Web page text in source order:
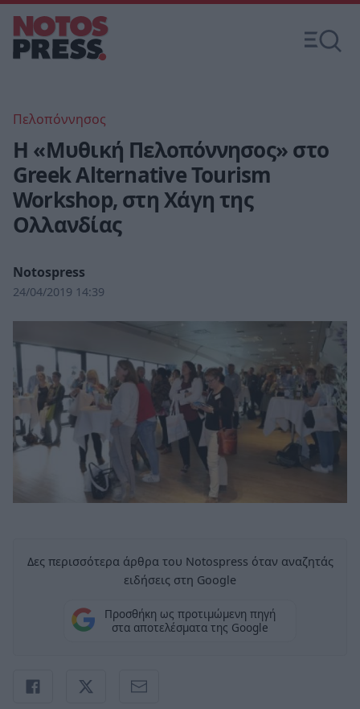
Πελοπόννησος
H «Μυθική Πελοπόννησος» στο
Greek Alternative Tourism
Workshop, στη Χάγη της
Ολλανδίας
Notospress
24/04/2019 14:39
Δες περισσότερα άρθρα του Notospress όταν αναζητάς
ειδήσεις στη Google
Προσθήκη ως προτιμώμενη πηγή
στα αποτελέσματα της Google